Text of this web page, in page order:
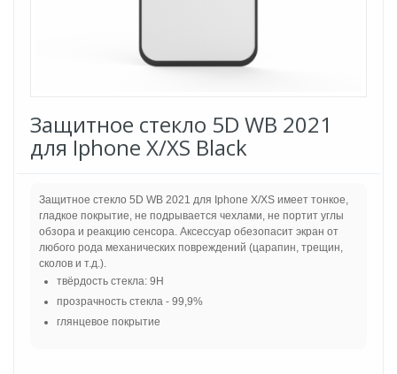
Защитное стекло 5D WB 2021
для Iphone X/XS Black
Защитное стекло 5D WB 2021 для Iphone X/XS имеет тонкое,
гладкое покрытие, не подрывается чехлами, не портит углы
обзора и реакцию сенсора. Аксессуар обезопасит экран от
любого рода механических повреждений (царапин, трещин,
сколов и т.д.).
твёрдость стекла: 9H
прозрачность стекла - 99,9%
глянцевое покрытие